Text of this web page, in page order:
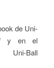
de Uni-
y en el
Ball